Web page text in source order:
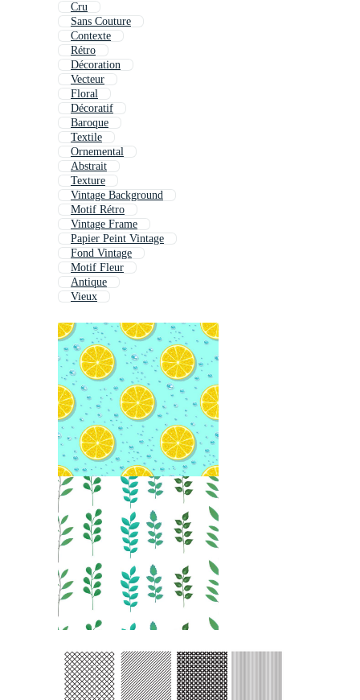
Cru
Sans Couture
Contexte
Rétro
Décoration
Vecteur
Floral
Décoratif
Baroque
Textile
Ornemental
Abstrait
Texture
Vintage Background
Motif Rétro
Vintage Frame
Papier Peint Vintage
Fond Vintage
Motif Fleur
Antique
Vieux